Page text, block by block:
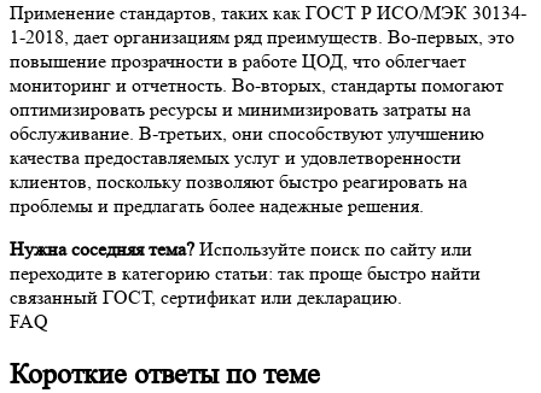
Применение стандартов, таких как ГОСТ Р ИСО/МЭК 30134-
1-2018, дает организациям ряд преимуществ. Во-первых, это
повышение прозрачности в работе ЦОД, что облегчает
мониторинг и отчетность. Во-вторых, стандарты помогают
оптимизировать ресурсы и минимизировать затраты на
обслуживание. В-третьих, они способствуют улучшению
качества предоставляемых услуг и удовлетворенности
клиентов, поскольку позволяют быстро реагировать на
проблемы и предлагать более надежные решения.
Нужна соседняя тема? Используйте поиск по сайту или
переходите в категорию статьи: так проще быстро найти
связанный ГОСТ, сертификат или декларацию.
FAQ
Короткие ответы по теме